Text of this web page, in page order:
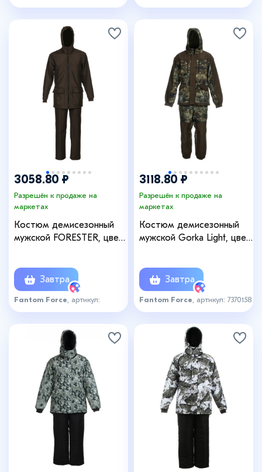
7851622
3058.80 ₽
Разрешён к продаже на
маркетах
Костюм демисезонный
мужской FORESTER, цвет
Завтра
Fantom Force , артикул:
7851624
+1
3118.80 ₽
Разрешён к продаже на
маркетах
Костюм демисезонный
мужской Gorka Light, цвет
Завтра
Fantom Force , артикул: 7370158